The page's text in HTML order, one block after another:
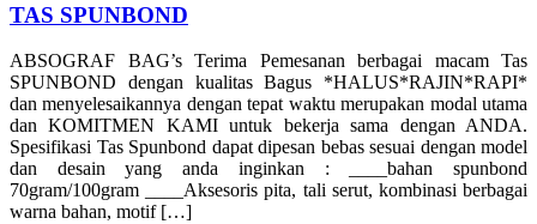
TAS SPUNBOND
ABSOGRAF BAG’s Terima Pemesanan berbagai macam Tas
SPUNBOND dengan kualitas Bagus *HALUS*RAJIN*RAPI*
dan menyelesaikannya dengan tepat waktu merupakan modal utama
dan KOMITMEN KAMI untuk bekerja sama dengan ANDA.
Spesifikasi Tas Spunbond dapat dipesan bebas sesuai dengan model
dan desain yang anda inginkan : ____bahan spunbond
70gram/100gram ____Aksesoris pita, tali serut, kombinasi berbagai
warna bahan, motif […]